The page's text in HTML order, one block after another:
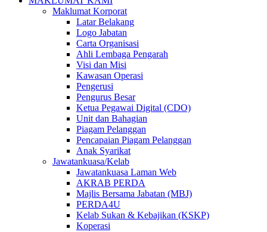
Maklumat Korporat
Latar Belakang
Logo Jabatan
Carta Organisasi
Ahli Lembaga Pengarah
Visi dan Misi
Kawasan Operasi
Pengerusi
Pengurus Besar
Ketua Pegawai Digital (CDO)
Unit dan Bahagian
Piagam Pelanggan
Pencapaian Piagam Pelanggan
Anak Syarikat
Jawatankuasa/Kelab
Jawatankuasa Laman Web
AKRAB PERDA
Majlis Bersama Jabatan (MBJ)
PERDA4U
Kelab Sukan & Kebajikan (KSKP)
Koperasi